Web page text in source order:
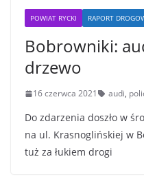
POWIAT RYCKI RAPORT
Bobrowniki:
drzewo
16 czerwca 2021 audi,
Do zdarzenia doszło w
na ul. Krasnoglińskiej w
tuż za łukiem drogi